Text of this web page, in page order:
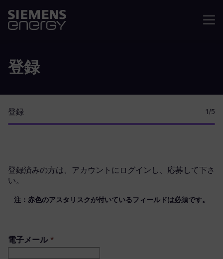
登録
登録 1 /5
登録済みの方は、 アカウントにログイン し、応募して下さ
い。
注：赤色のアスタリスクが付いているフィールドは必須です。
電子メール*